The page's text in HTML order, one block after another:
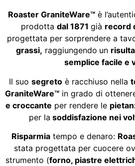
Roaster GraniteWare™ è
prodotta dal 1871 già record
progettata per sorprendere a
grassi, raggiungendo un
semplice facile e
Il suo segreto è racchiuso nella
GraniteWare™ in grado di
e croccante per rendere le
per la soddisfazione nei
Risparmia tempo e denaro:
stata progettata per cuocere
strumento (forno, piastre